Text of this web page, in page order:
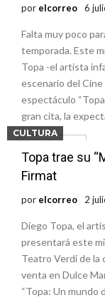
por elcorreo 6
Falta muy poco
temporada. Este
Topa -el artista
escenario del
espectáculo
gran cita, la
CULTURA
Topa trae su
Firmat
por elcorreo 2
Diego Topa, el
presentará este
Teatro Verdi de la
venta en Dulce
“Topa: Un mundo